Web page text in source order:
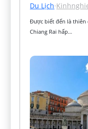
Du Lịch·
Được biết đến là thiên
Chiang Rai hấp…